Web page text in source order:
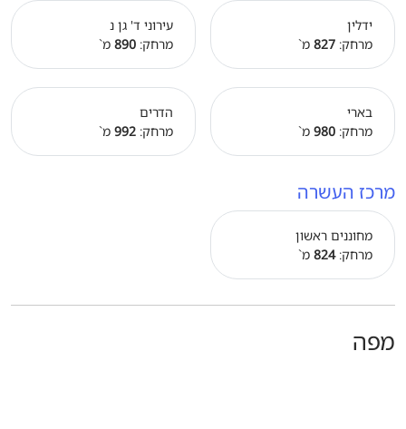
ידלין
מרחק: 827 מ`
עירוני ד' גן נ
מרחק: 890 מ`
בארי
מרחק: 980 מ`
הדרים
מרחק: 992 מ`
מרכז העשרה
מחוננים ראשון
מרחק:824 מ`
מפה